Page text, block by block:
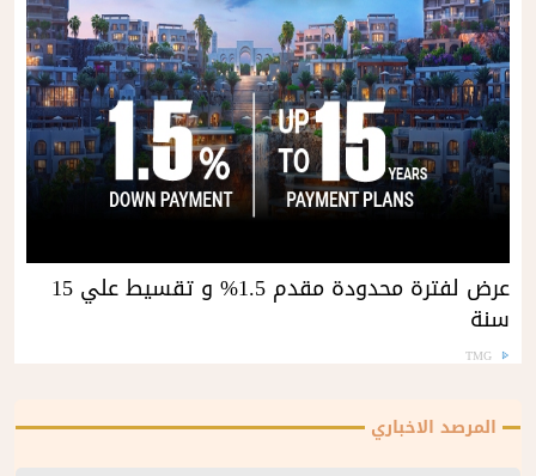
عرض لفترة محدودة مقدم 1.5% و تقسيط علي 15
سنة
TMG
المرصد الاخباري